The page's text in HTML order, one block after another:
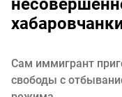
Сам иммигрант
свободы с